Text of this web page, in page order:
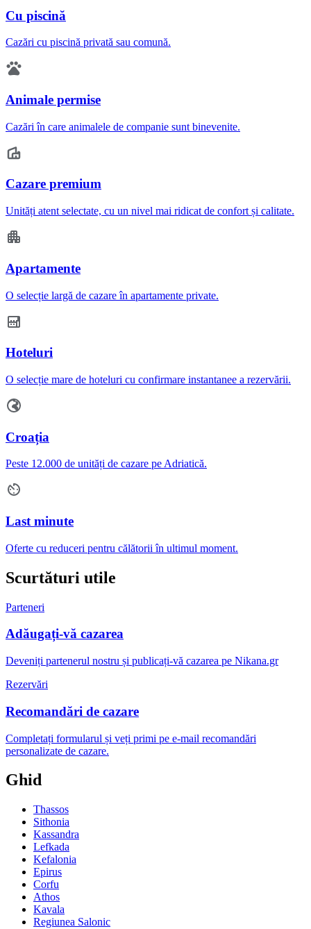
Cu piscină
Cazări cu piscină privată sau comună.
Animale permise
Cazări în care animalele de companie sunt binevenite.
Cazare premium
Unități atent selectate, cu un nivel mai ridicat de confort și calitate.
Apartamente
O selecție largă de cazare în apartamente private.
Hoteluri
O selecție mare de hoteluri cu confirmare instantanee a rezervării.
Croația
Peste 12.000 de unități de cazare pe Adriatică.
Last minute
Oferte cu reduceri pentru călătorii în ultimul moment.
Scurtături utile
Parteneri
Adăugați-vă cazarea
Deveniți partenerul nostru și publicați-vă cazarea pe Nikana.gr
Rezervări
Recomandări de cazare
Completați formularul și veți primi pe e-mail recomandări
personalizate de cazare.
Ghid
Thassos
Sithonia
Kassandra
Lefkada
Kefalonia
Epirus
Corfu
Athos
Kavala
Regiunea Salonic